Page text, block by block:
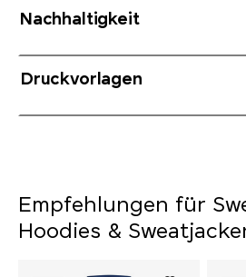
Nachhaltigkeit
Druckvorlagen
Empfehlungen für
Hoodies &